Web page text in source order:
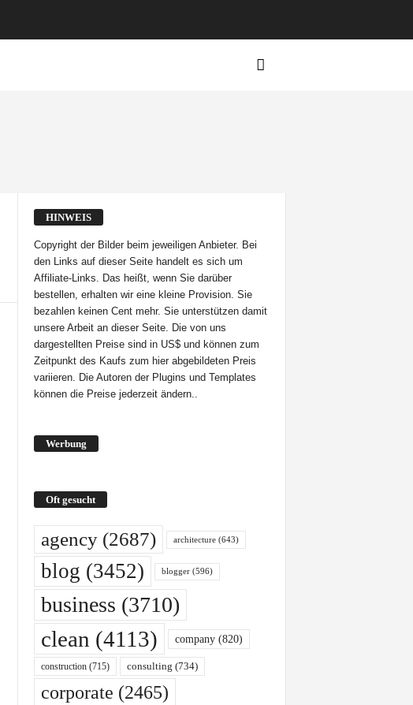
HINWEIS
Copyright der Bilder beim jeweiligen Anbieter. Bei
den Links auf dieser Seite handelt es sich um
Affiliate-Links. Das heißt, wenn Sie darüber
bestellen, erhalten wir eine kleine Provision. Sie
bezahlen keinen Cent mehr. Sie unterstützen damit
unsere Arbeit an dieser Seite. Die von uns
dargestellten Preise sind in US$ und können zum
Zeitpunkt des Kaufs zum hier abgebildeten Preis
variieren. Die Autoren der Plugins und Templates
können die Preise jederzeit ändern..
Werbung
Oft gesucht
agency(2687) architecture(643)
blog (3452) blogger(596)
business (3710)
clean (4113) company(820)
construction(715) consulting (734)
corporate (2465)